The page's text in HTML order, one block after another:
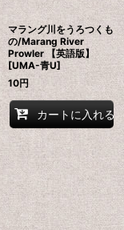
マラング川をうろつくも
の/Marang River
Prowler 【英語版】
[UMA-青U]
10円
カートに入れる